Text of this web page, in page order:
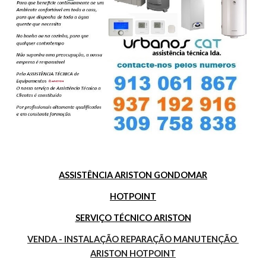
ASSISTÊNCIA ARISTON GONDOMAR
HOTPOINT
SERVIÇO TÉCNICO ARISTON
VENDA - INSTALAÇÃO REPARAÇÃO MANUTENÇÃO
ARISTON HOTPOINT